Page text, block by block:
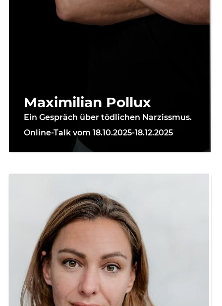
Maximilian Pollux
Ein Gespräch über tödlichen Narzissmus.
Online-Talk vom 18.10.2025-18.12.2025